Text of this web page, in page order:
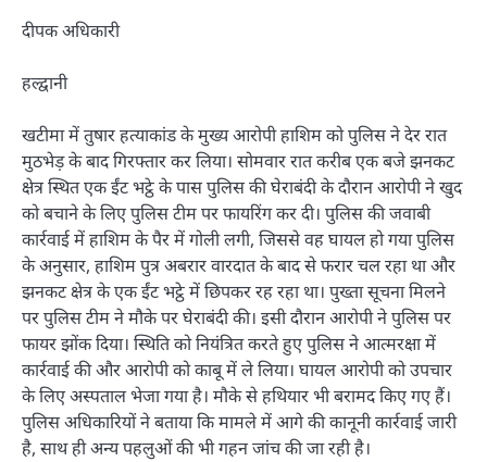
दीपक अधिकारी
हल्द्वानी
खटीमा में तुषार हत्याकांड के मुख्य आरोपी हाशिम को पुलिस ने देर रात
मुठभेड़ के बाद गिरफ्तार कर लिया। सोमवार रात करीब एक बजे झनकट
क्षेत्र स्थित एक ईंट भट्ठे के पास पुलिस की घेराबंदी के दौरान आरोपी ने खुद
को बचाने के लिए पुलिस टीम पर फायरिंग कर दी। पुलिस की जवाबी
कार्रवाई में हाशिम के पैर में गोली लगी, जिससे वह घायल हो गया पुलिस
के अनुसार, हाशिम पुत्र अबरार वारदात के बाद से फरार चल रहा था और
झनकट क्षेत्र के एक ईंट भट्ठे में छिपकर रह रहा था। पुख्ता सूचना मिलने
पर पुलिस टीम ने मौके पर घेराबंदी की। इसी दौरान आरोपी ने पुलिस पर
फायर झोंक दिया। स्थिति को नियंत्रित करते हुए पुलिस ने आत्मरक्षा में
कार्रवाई की और आरोपी को काबू में ले लिया। घायल आरोपी को उपचार
के लिए अस्पताल भेजा गया है। मौके से हथियार भी बरामद किए गए हैं।
पुलिस अधिकारियों ने बताया कि मामले में आगे की कानूनी कार्रवाई जारी
है, साथ ही अन्य पहलुओं की भी गहन जांच की जा रही है।